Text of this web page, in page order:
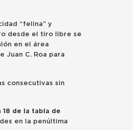
“felina” y
desde el tiro libre se
en el área
Juan C. Roa para
consecutivas sin
18 de la tabla de
en la penúltima